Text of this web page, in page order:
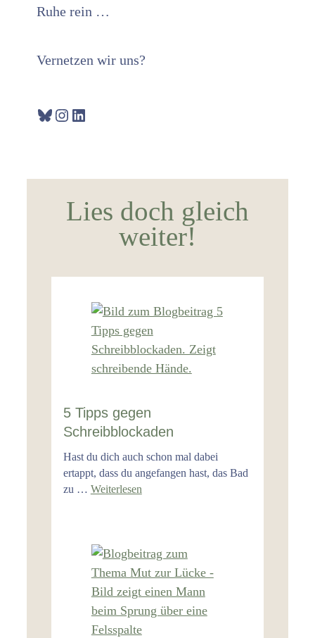
Ruhe rein …
Vernetzen wir uns?
Bluesky
Instagram
LinkedIn
Lies doch gleich
weiter!
5 Tipps gegen
Schreibblockaden
Hast du dich auch schon mal dabei
ertappt, dass du angefangen hast, das Bad
zu … Weiterlesen